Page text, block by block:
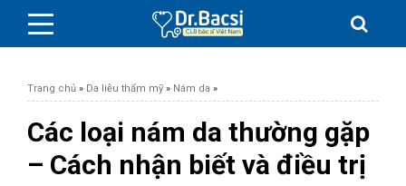
BỆNH DA LIỄU
Trang chủ » Da liễu thẩm mỹ » Nám da »
Các loại nám da thường gặp
– Cách nhận biết và điều trị